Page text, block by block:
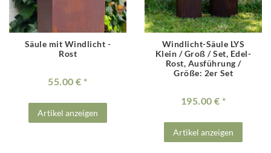
Säule mit Windlicht -
Rost
55.00 €
Artikel anzeigen
Windlicht-Säule LYS
Klein / Groß / Set, Edel-
Rost, Ausführung /
Größe: 2er Set
195.00 €
Artikel anzeigen